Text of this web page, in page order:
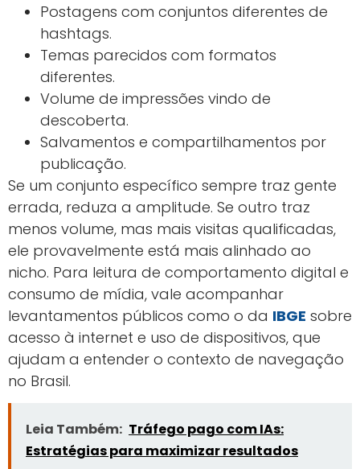
Postagens com conjuntos diferentes de
hashtags.
Temas parecidos com formatos
diferentes.
Volume de impressões vindo de
descoberta.
Salvamentos e compartilhamentos por
publicação.
Se um conjunto específico sempre traz gente
errada, reduza a amplitude. Se outro traz
menos volume, mas mais visitas qualificadas,
ele provavelmente está mais alinhado ao
nicho. Para leitura de comportamento digital e
consumo de mídia, vale acompanhar
levantamentos públicos como o da IBGE sobre
acesso à internet e uso de dispositivos, que
ajudam a entender o contexto de navegação
no Brasil.
Leia Também: Tráfego pago com IAs:
Estratégias para maximizar resultados